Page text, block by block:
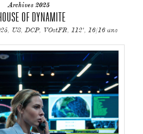
Archives 2025
OF DYNAMITE
US, DCP, VOstFR, 112', 16/16 ans